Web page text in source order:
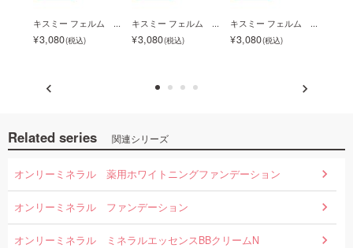
キスミー フェルム ...
3,080
キスミー フェルム ...
3,080
キスミー フェルム ...
3,080
Related series 関連シリーズ
オンリーミネラル 薬用ホワイトニングファンデーション
オンリーミネラル ファンデーション
オンリーミネラル ミネラルエッセンスBBクリームN